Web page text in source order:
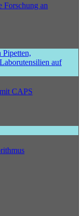
Forschung an
CAPS